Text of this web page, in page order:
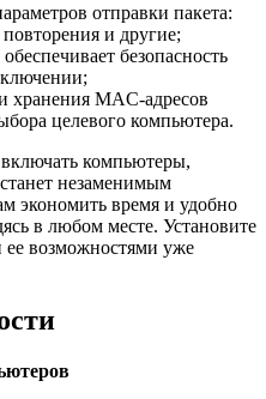
отправки пакета:
и другие;
безопасность
хранения MAC-адресов
целевого компьютера.
компьютеры,
незаменимым
экономить время и удобно
в любом месте. Установите
ее возможностями уже